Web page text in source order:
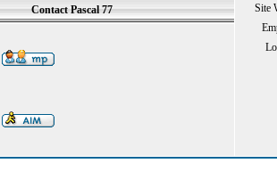
Site
Contact Pascal 77